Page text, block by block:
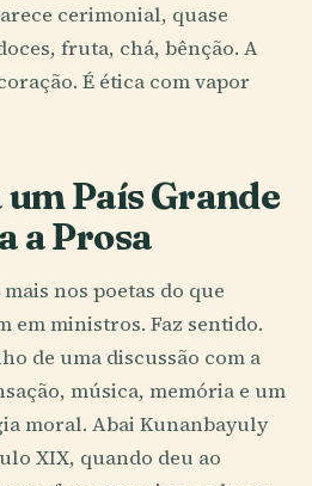
cerimonial, quase
fruta, chá, bênção. A
É ética com vapor
País Grande
a Prosa
nos poetas do que
em ministros. Faz sentido.
de uma discussão com a
música, memória e um
moral. Abai Kunanbayuly
XIX, quando deu ao